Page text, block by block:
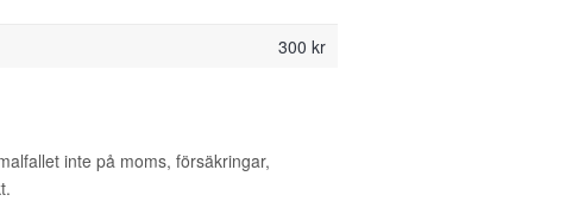
300 kr
inte på moms, försäkringar,